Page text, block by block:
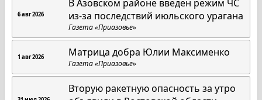
6 авг 2026
В Азовском районе введен режим ЧС
из-за последствий июльского урагана
Газета «Приазовье»
1 авг 2026 Матрица добра Юлии Максименко
Газета «Приазовье»
Вторую ракетную опасность за утро